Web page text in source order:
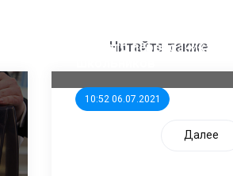
Читайте также
10:52 06.07.2021
единого перевозчика для
Далее